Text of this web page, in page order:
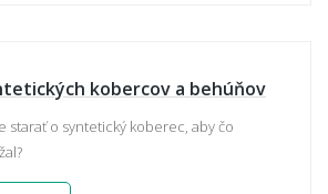
kobercov a behúňov
starať o syntetický koberec, aby čo